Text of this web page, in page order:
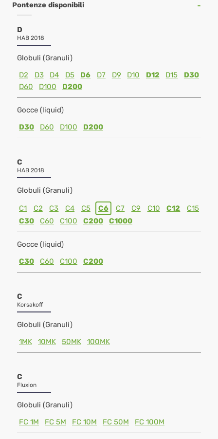
Pontenze disponibili
D
HAB 2018
Globuli (Granuli)
D2
D3 D4 D5 D6 D7 D9 D10 D12 D15
D30
D60
D100 D200
Gocce (liquid)
D30
D60 D100 D200
C
HAB 2018
Globuli (Granuli)
C1 C2 C3 C4 C5 C6 C7 C9 C10 C12
C15
C30
C60 C100 C200 C1000
Gocce (liquid)
C30
C60 C100 C200
C
Korsakoff
Globuli (Granuli)
1MK
10MK 50MK 100MK
C
Fluxion
Globuli (Granuli)
FC 1M
FC 5M FC 10M FC 50M FC 100M